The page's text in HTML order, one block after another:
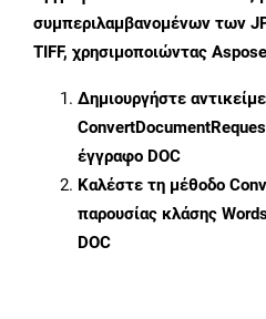
συμπεριλαμβανομένων των
TIFF, χρησιμοποιώντας
Δημιουργήστε
έγγραφο DOC
Καλέστε τη μέθοδο
παρουσίας κλάσης
DOC